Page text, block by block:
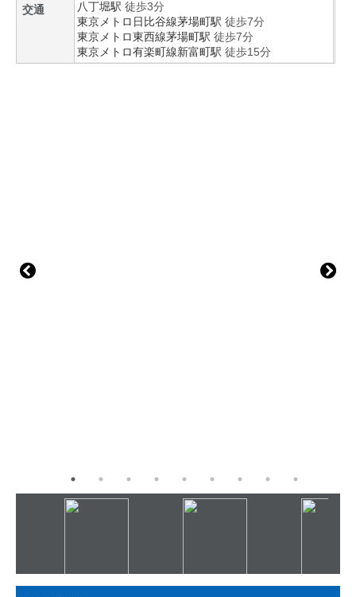
交通 八丁堀駅 徒歩3分
東京メトロ日比谷線茅場町駅 徒歩7分
東京メトロ東西線茅場町駅 徒歩7分
東京メトロ有楽町線新富町駅 徒歩15分